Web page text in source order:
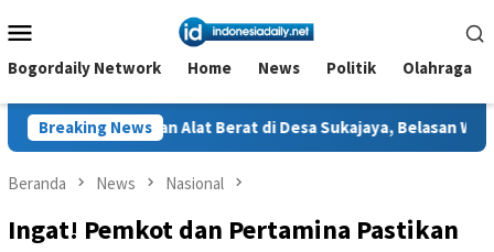
ke
kontenMobile
Bogordaily Network Home News Politik Olahraga
Breaking News
Alat Berat di Desa Sukajaya, Belasan Warga Dilaporkan
Beranda News Nasional
Ingat! Pemkot dan Pertamina Pastikan